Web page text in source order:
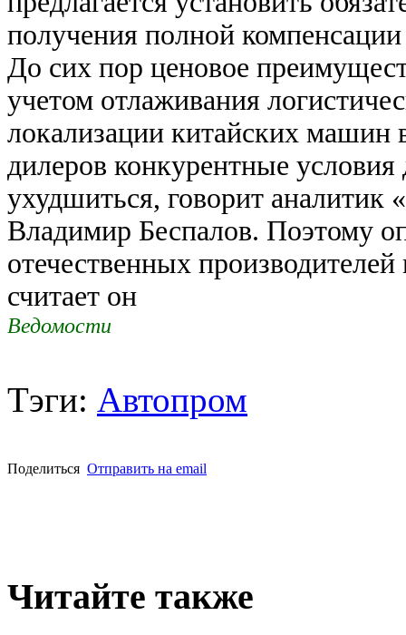
получения полной
До сих пор ценовое
учетом отлаживания
локализации китайских машин
дилеров конкурентные
ухудшиться, говорит аналитик
Владимир Беспалов. Поэтому
отечественных
считает он
Ведомости
Тэги: Автопром
Поделиться Отправить на email
Читайте также